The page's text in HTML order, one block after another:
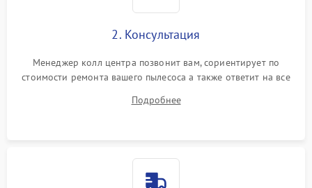
2. Консультация
Менеджер колл центра позвонит вам, сориентирует по
стоимости ремонта вашего пылесоса а также ответит на все
Подробнее